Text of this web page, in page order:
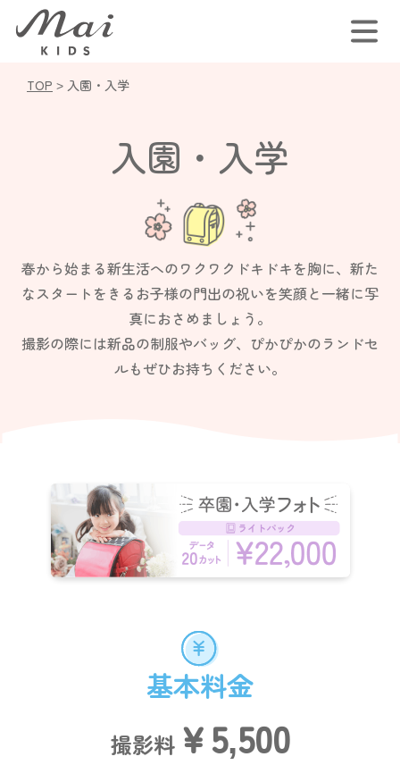
TOP > 入園・入学
入園・入学
春から始まる新生活へのワクワクドキドキを胸に、新た
なスタート をきるお子様の門出の祝いを笑顔と一緒に写
真におさめましょう。
撮影の際には新品の制服やバッグ、 ぴかぴかのランドセ
ルもぜひお持ちください。
基本料金
撮影料￥5,500